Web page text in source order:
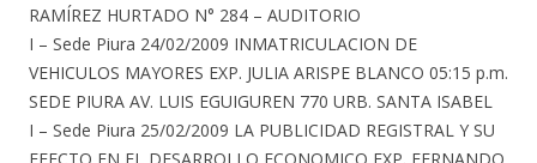
RAMÍREZ HURTADO N° 284 – AUDITORIO
I – Sede Piura 24/02/2009 INMATRICULACION DE
VEHICULOS MAYORES EXP. JULIA ARISPE BLANCO 05:15 p.m.
SEDE PIURA AV. LUIS EGUIGUREN 770 URB. SANTA ISABEL
I – Sede Piura 25/02/2009 LA PUBLICIDAD REGISTRAL Y SU